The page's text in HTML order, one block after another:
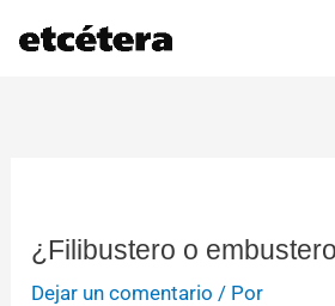
¿Filibustero o
Dejar un comentario / Por